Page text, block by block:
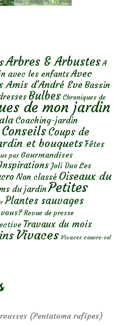
Arbres & Arbustes A
avec les enfantsAvec
Amis d'André Eve Bassin
Bulbes Chroniques de
de mon jardin
Coaching-jardin
ConseilsCoups de
et bouquetsFêtes
pas Gourmandises
Inspirations Joli Duo Les
Non classé Oiseaux du
du jardinPetites
Plantes sauvages
Revue de presse
Travaux du mois
Vivaces Vivaces couvre-sol
(Pentatoma rufipes)